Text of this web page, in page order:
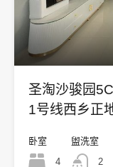
圣淘沙骏园
1号线西乡正
卧室
4
盥洗室
2